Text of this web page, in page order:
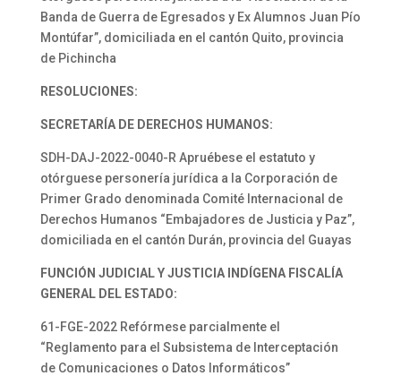
Banda de Guerra de Egresados y Ex Alumnos Juan Pío
Montúfar”, domiciliada en el cantón Quito, provincia
de Pichincha
RESOLUCIONES:
SECRETARÍA DE DERECHOS HUMANOS:
SDH-DAJ-2022-0040-R Apruébese el estatuto y
otórguese personería jurídica a la Corporación de
Primer Grado denominada Comité Internacional de
Derechos Humanos “Embajadores de Justicia y Paz”,
domiciliada en el cantón Durán, provincia del Guayas
FUNCIÓN JUDICIAL Y JUSTICIA INDÍGENA FISCALÍA
GENERAL DEL ESTADO:
61-FGE-2022 Refórmese parcialmente el
“Reglamento para el Subsistema de Interceptación
de Comunicaciones o Datos Informáticos”